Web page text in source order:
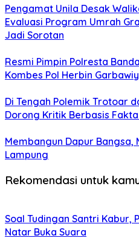
Pengamat Unila Desak
Evaluasi Program Umrah
Jadi Sorotan
Resmi Pimpin Polresta
Kombes Pol Herbin
Di Tengah Polemik Trotoar
Dorong Kritik Berbasis
Membangun Dapur Bangsa,
Lampung
Rekomendasi untuk
Soal Tudingan Santri Kabur,
Natar Buka Suara